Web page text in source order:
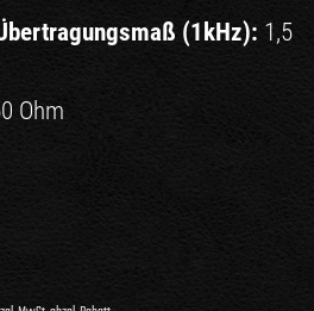
(1kHz): 1,5
Ohm